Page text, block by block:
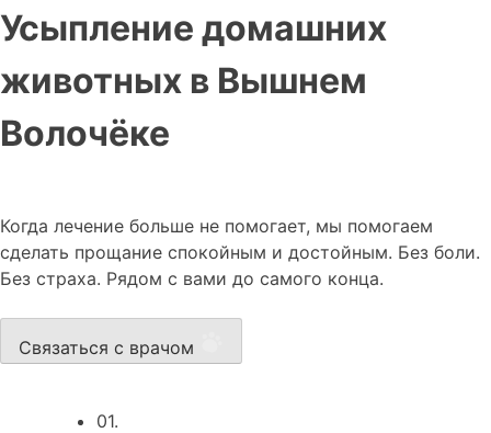
Усыпление домашних
животных в Вышнем
Волочёке
Когда лечение больше не помогает, мы помогаем
сделать прощание спокойным и достойным. Без боли.
Без страха. Рядом с вами до самого конца.
Связаться с врачом
01.